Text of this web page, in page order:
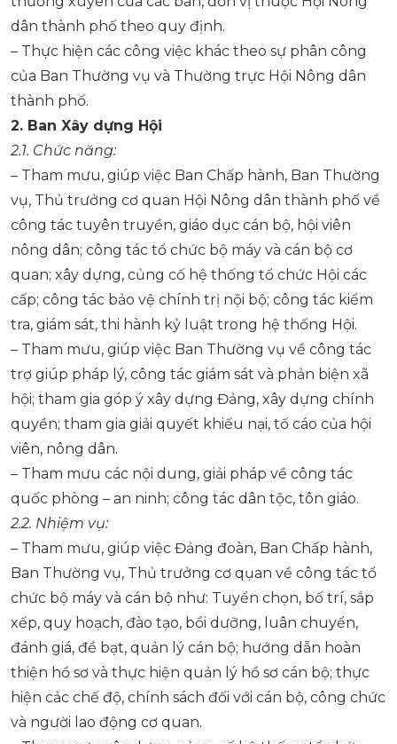
dân thành phố theo quy định.
– Thực hiện các công việc khác theo sự phân công
của Ban Thường vụ và Thường trực Hội Nông dân
thành phố.
2. Ban Xây dựng Hội
2.1. Chức năng:
– Tham mưu, giúp việc Ban Chấp hành, Ban Thường
vụ, Thủ trưởng cơ quan Hội Nông dân thành phố về
công tác tuyên truyền, giáo dục cán bộ, hội viên
nông dân; công tác tổ chức bộ máy và cán bộ cơ
quan; xây dựng, củng cố hệ thống tổ chức Hội các
cấp; công tác bảo vệ chính trị nội bộ; công tác kiểm
tra, giám sát, thi hành kỷ luật trong hệ thống Hội.
– Tham mưu, giúp việc Ban Thường vụ về công tác
trợ giúp pháp lý, công tác giám sát và phản biện xã
hội; tham gia góp ý xây dựng Đảng, xây dựng chính
quyền; tham gia giải quyết khiếu nại, tố cáo của hội
viên, nông dân.
– Tham mưu các nội dung, giải pháp về công tác
quốc phòng – an ninh; công tác dân tộc, tôn giáo.
2.2. Nhiệm vụ:
– Tham mưu, giúp việc Đảng đoàn, Ban Chấp hành,
Ban Thường vụ, Thủ trưởng cơ qụan về công tác tổ
chức bộ máy và cán bộ như: Tuyển chọn, bố trí, sắp
xếp, quy hoạch, đào tạo, bồi dưỡng, luân chuyển,
đánh giá, đề bạt, quản lý cán bộ; hướng dẫn hoàn
thiện hồ sơ và thực hiện quản lý hồ sơ cán bộ; thực
hiện cảc chế độ, chính sách đối với cán bộ, công chức
và người lao động cơ quan.